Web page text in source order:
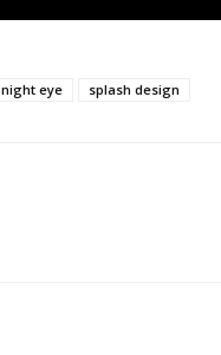
night eye splash design